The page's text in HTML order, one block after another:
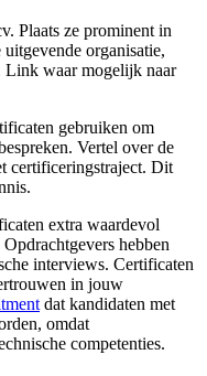
Plaats ze prominent in
organisatie,
Link waar mogelijk naar
gebruiken om
Vertel over de
certificeringstraject. Dit
extra waardevol
hebben
interviews. Certificaten
in jouw
dat kandidaten met
omdat
competenties.